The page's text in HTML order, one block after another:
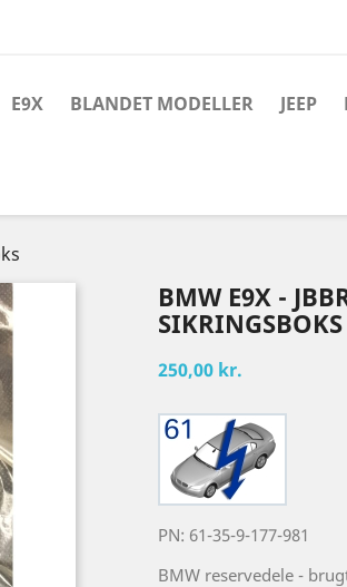
E9X BLANDET MODELLER JEEP
BMW E9X -
SIKRINGSBOKS
250,00 kr.
PN: 61-35-9-177-981
BMW reservedele -